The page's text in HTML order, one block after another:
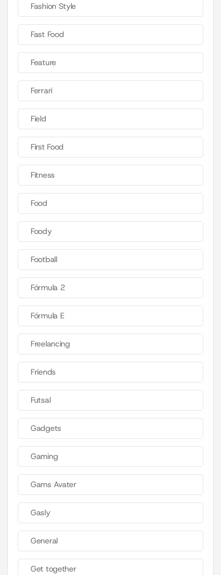
Fashion Style
Fast Food
Feature
Ferrari
Field
First Food
Fitness
Food
Foody
Football
Fórmula 2
Fórmula E
Freelancing
Friends
Futsal
Gadgets
Gaming
Gams Avater
Gasly
General
Get together